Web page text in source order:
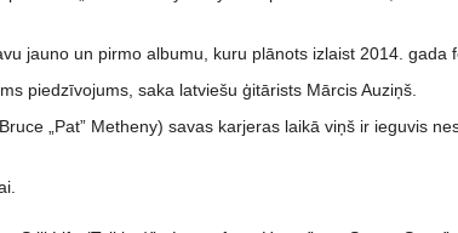
jauno un pirmo albumu, kuru plānots izlaist 2014. gada
piedzīvojums, saka latviešu ģitārists Mārcis Auziņš.
„Pat” Metheny) savas karjeras laikā viņš ir ieguvis